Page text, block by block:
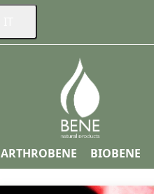
ARTHROBENE BIOBENE